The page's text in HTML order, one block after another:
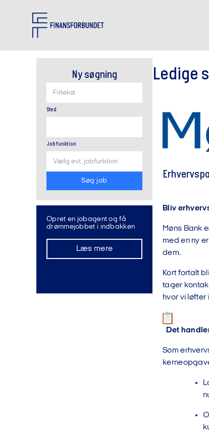
findes
job.finansforbundet.dk
Ny søgning
Sted
Jobfunktion
Opret en jobagent og få
drømmejobbet i indbakken
Læs mere
Ledige
Bliv
Møns Bank
med en ny
dem.
Kort fortalt
tager
hvor vi løfter
Det
Som